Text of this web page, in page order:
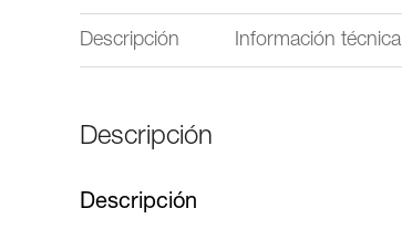
Descripción Información técnica
Descripción
Descripción